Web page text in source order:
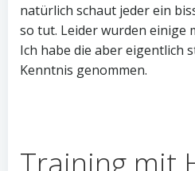
natürlich schaut jeder ein
so tut. Leider wurden einige
Ich habe die aber eigentlich
Kenntnis genommen.